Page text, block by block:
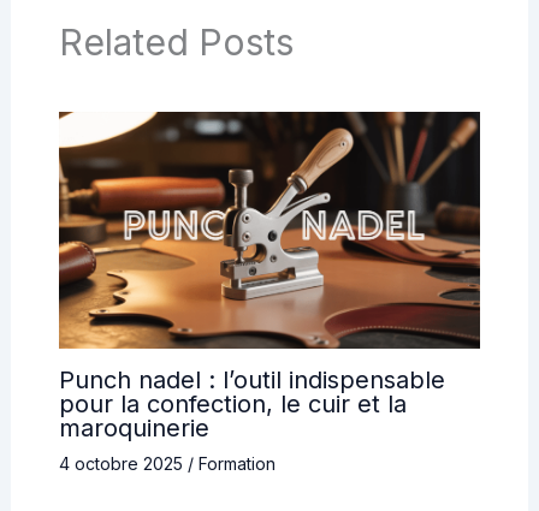
Related Posts
Punch nadel : l’outil indispensable
pour la confection, le cuir et la
maroquinerie
4 octobre 2025 / Formation